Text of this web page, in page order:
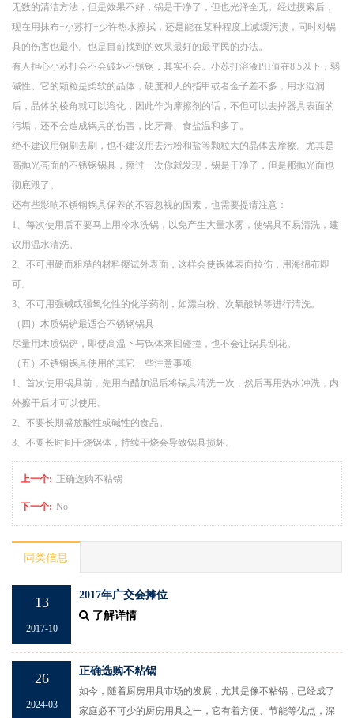
无数的清洁方法，但是效果不好，锅是干净了，但也光泽全无。经过摸索后，
现在用抹布+小苏打+少许热水擦拭，还是能在某种程度上减缓污渍，同时对锅
具的伤害也最小。也是目前找到的效果最好的最平民的办法。
有人担心小苏打会不会破坏不锈钢，其实不会。小苏打溶液PH值在8.5以下，弱
碱性。它的颗粒是柔软的晶体，硬度和人的指甲或者金子差不多，用水湿润
后，晶体的棱角就可以溶化，因此作为摩擦剂的话，不但可以去掉器具表面的
污垢，还不会造成锅具的伤害，比牙膏、食盐温和多了。
绝不建议用钢刷去刷，也不建议用去污粉和盐等颗粒大的晶体去摩擦。尤其是
高抛光亮面的不锈钢锅具，擦过一次你就发现，锅是干净了，但是那抛光面也
彻底毁了。
还有些影响不锈钢锅具保养的不容忽视的因素，也需要提请注意：
1、每次使用后不要马上用冷水洗锅，以免产生大量水雾，使锅具不易清洗，建
议用温水清洗。
2、不可用硬而粗糙的材料擦试外表面，这样会使锅体表面拉伤，用海绵布即
可。
3、不可用强碱或强氧化性的化学药剂，如漂白粉、次氧酸钠等进行清洗。
（四）木质锅铲最适合不锈钢锅具
尽量用木质锅铲，即使高温下与锅体来回碰撞，也不会让锅具刮花。
（五）不锈钢锅具使用的其它一些注意事项
1、首次使用锅具前，先用白醋加温后将锅具清洗一次，然后再用热水冲洗，内
外擦干后才可以使用。
2、不要长期盛放酸性或碱性的食品。
3、不要长时间干烧锅体，持续干烧会导致锅具损坏。
上一个: 正确选购不粘锅
下一个: No
同类信息
13
2017-10
2017年广交会摊位
了解详情
26
2024-03
正确选购不粘锅
如今，随着厨房用具市场的发展，尤其是像不粘锅，已经成了
家庭必不可少的厨房用具之一，它有着方便、节能等优点，深